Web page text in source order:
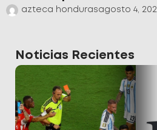
azteca hondurasagosto 4,
Noticias Recientes